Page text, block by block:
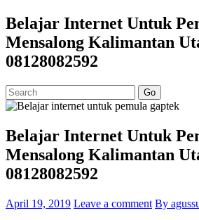
Belajar Internet Untuk
Mensalong Kalimantan
08128082592
Go
Belajar Internet Untuk
Mensalong Kalimantan
08128082592
April 19, 2019 Leave a comment By